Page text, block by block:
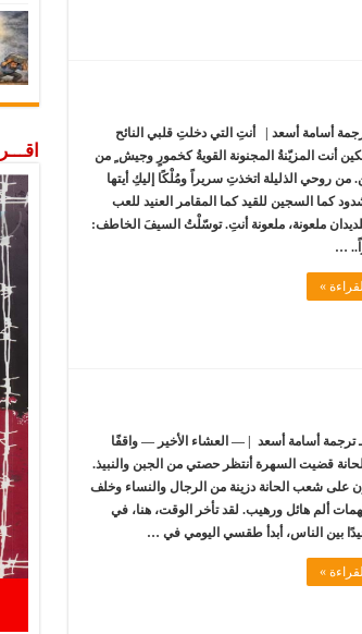
أسامة أسعد | أنتِ التي دخلتِ قلبي النائح
أنت المزيّنةُ المجنونة القويةُ كخمورٍ وجيش ٍ من
من روحي الذليلة اتخذتِ سريراً ومُلْكًا إليكِ أيتها
كما السجين للقيد كما المقامر العنيد للعب
ملعونة، ملعونة أنتِ. توسّلْتُ السيفَ الخاطف:
…
»
ـ ترجمة أسامة أسعد | — العشاء الأخير — واقفًا
قضيت السهرة أنتظر حصتي من الجبن والنبيذ.
على شعب الحانة دزينة من الرجال والنساء وخلف
ألم هائل ورهيب. لقد تأخر الوقت، هنا، في
بين الناس، أبدأ طقسي اليومي في …
»